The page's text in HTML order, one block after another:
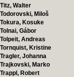
Titz, Walter
Todorovski, Miloš
Tokura, Kosuke
Tolnai, Gábor
Tolpeit, Andreas
Tornquist, Kristine
Tragler, Johanna
Trajkovski, Marko
Trappl, Robert